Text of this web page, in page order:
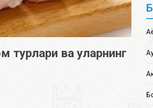
турлари ва уларнинг